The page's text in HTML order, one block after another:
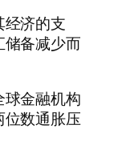
济的支
备减少而
金融机构
数通胀压